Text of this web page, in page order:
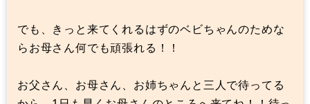
でも、きっと来てくれるはずのベビちゃんのためな
らお母さん何でも頑張れる！！
お父さん、お母さん、お姉ちゃんと三人で待ってる